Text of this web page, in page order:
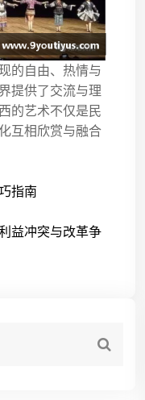
的自由、热情与
提供了交流与理
的艺术不仅是民
互相欣赏与融合
指南
益冲突与改革争